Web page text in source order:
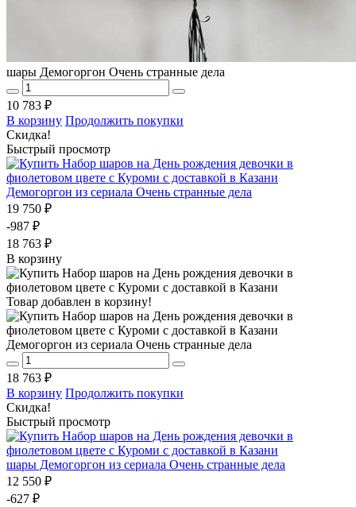
шары Демогоргон Очень странные дела
10 783 ₽
В корзину Продолжить покупки
Скидка!
Быстрый просмотр
Демогоргон из сериала Очень странные дела
19 750 ₽
-987 ₽
18 763 ₽
В корзину
Товар добавлен в корзину!
Демогоргон из сериала Очень странные дела
18 763 ₽
В корзину Продолжить покупки
Скидка!
Быстрый просмотр
шары Демогоргон из сериала Очень странные дела
12 550 ₽
-627 ₽